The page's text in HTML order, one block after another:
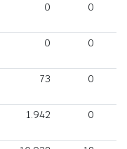
0 0
0 0
73 0
1.942 0